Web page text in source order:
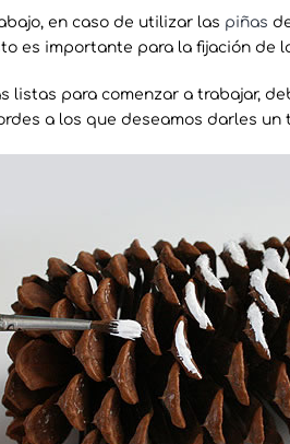
en caso de utilizar las piñas
es importante para la fijación de
listas para comenzar a trabajar,
a los que deseamos darles un